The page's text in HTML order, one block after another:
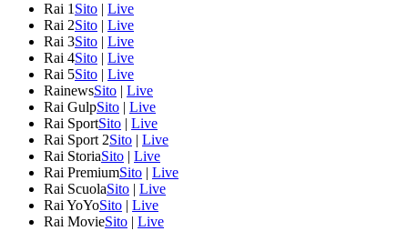
Rai 1 Sito | Live
Rai 2Sito | Live
Rai 3Sito | Live
Rai 4Sito | Live
Rai 5Sito | Live
RainewsSito | Live
Rai GulpSito | Live
Rai SportSito | Live
Rai Sport 2Sito | Live
Rai StoriaSito | Live
Rai PremiumSito | Live
Rai ScuolaSito | Live
Rai YoYoSito | Live
Rai MovieSito | Live